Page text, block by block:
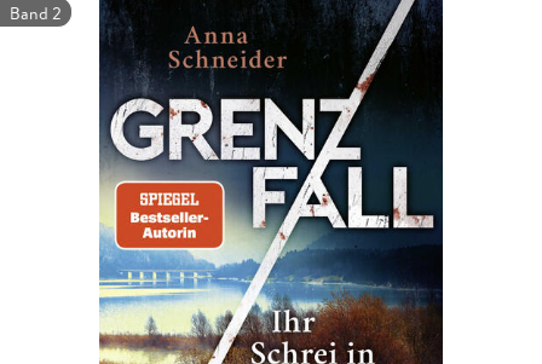
Band 2